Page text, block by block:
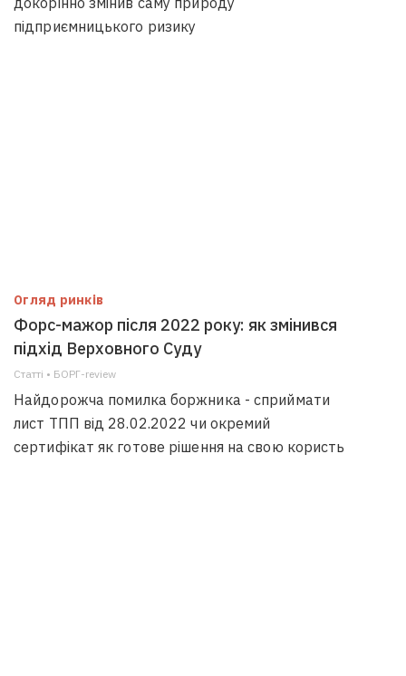
підприємницького ризику
Огляд ринків
Форс-мажор після 2022 року: як змінився
підхід Верховного Суду
Статті • БОРГ-review
Найдорожча помилка боржника - сприймати
лист ТПП від 28.02.2022 чи окремий
сертифікат як готове рішення на свою користь